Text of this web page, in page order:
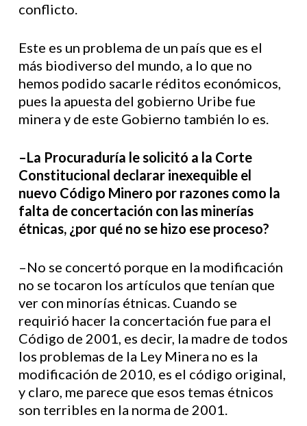
conflicto.
Este es un problema de un país que es el
más biodiverso del mundo, a lo que no
hemos podido sacarle réditos económicos,
pues la apuesta del gobierno Uribe fue
minera y de este Gobierno también lo es.
–La Procuraduría le solicitó a la Corte
Constitucional declarar inexequible el
nuevo Código Minero por razones como la
falta de concertación con las minerías
étnicas, ¿por qué no se hizo ese proceso?
–No se concertó porque en la modificación
no se tocaron los artículos que tenían que
ver con minorías étnicas. Cuando se
requirió hacer la concertación fue para el
Código de 2001, es decir, la madre de todos
los problemas de la Ley Minera no es la
modificación de 2010, es el código original,
y claro, me parece que esos temas étnicos
son terribles en la norma de 2001.